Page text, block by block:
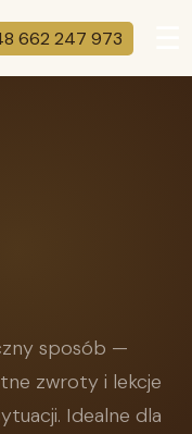
662 247 973
sposób —
zwroty i lekcje
Idealne dla